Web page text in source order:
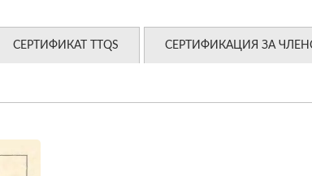
СЕРТИФИКАТ TTQS СЕРТИФИКАЦИЯ ЗА